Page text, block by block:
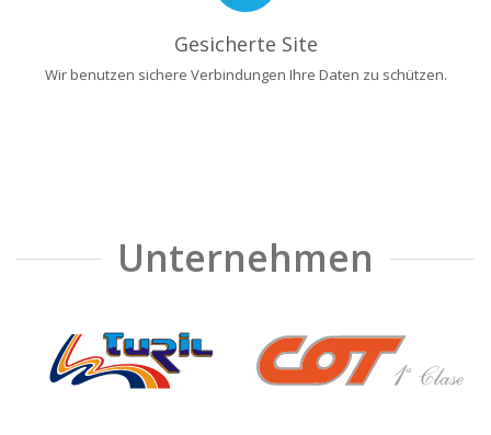
Gesicherte Site
Wir benutzen sichere Verbindungen Ihre Daten zu schützen.
Unternehmen
❮ ❯